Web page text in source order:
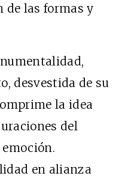
de las formas y
desvestida de su
la idea
del
en alianza